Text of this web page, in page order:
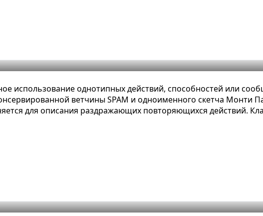
определение, примеры и виды
использование однотипных действий, способностей или
ветчины SPAM и одноименного скетча Монти
для описания раздражающих повторяющихся действий.
понятное определение, примеры и